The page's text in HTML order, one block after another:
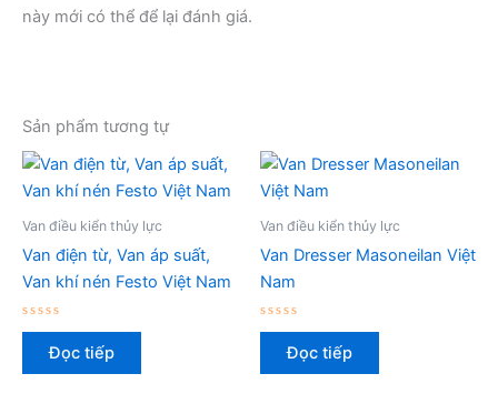
này mới có thể để lại đánh giá.
Sản phẩm tương tự
Van điều kiển thủy lực
Van điện từ, Van áp suất,
Van khí nén Festo Việt Nam
Được
xếp
hạng
0
Đọc tiếp
Van điều kiển thủy lực
Van Dresser Masoneilan Việt
Nam
Được
xếp
hạng
0
Đọc tiếp